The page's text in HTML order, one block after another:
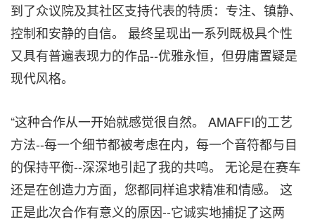
到了众议院及其社区支持代表的特质：专注、镇静、
控制和安静的自信。 最终呈现出一系列既极具个性
又具有普遍表现力的作品--优雅永恒，但毋庸置疑是
现代风格。
“这种合作从一开始就感觉很自然。 AMAFFI的工艺
方法--每一个细节都被考虑在内，每一个音符都与目
的保持平衡--深深地引起了我的共鸣。 无论是在赛车
还是在创造力方面，您都同样追求精准和情感。 这
正是此次合作有意义的原因--它诚实地捕捉了这两